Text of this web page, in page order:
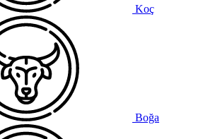
Koç
Boğa